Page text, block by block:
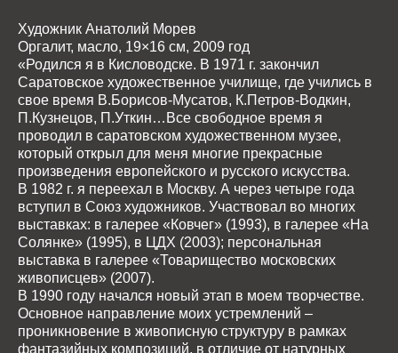
Художник Анатолий Морев
Оргалит, масло, 19×16 см, 2009 год
«Родился я в Кисловодске. В 1971 г. закончил
Саратовское художественное училище, где учились в
свое время В.Борисов-Мусатов, К.Петров-Водкин,
П.Кузнецов, П.Уткин…Все свободное время я
проводил в саратовском художественном музее,
который открыл для меня многие прекрасные
произведения европейского и русского искусства.
В 1982 г. я переехал в Москву. А через четыре года
вступил в Союз художников. Участвовал во многих
выставках: в галерее «Ковчег» (1993), в галерее «На
Солянке» (1995), в ЦДХ (2003); персональная
выставка в галерее «Товарищество московских
живописцев» (2007).
В 1990 году начался новый этап в моем творчестве.
Основное направление моих устремлений –
проникновение в живописную структуру в рамках
фантазийных композиций, в отличие от натурных